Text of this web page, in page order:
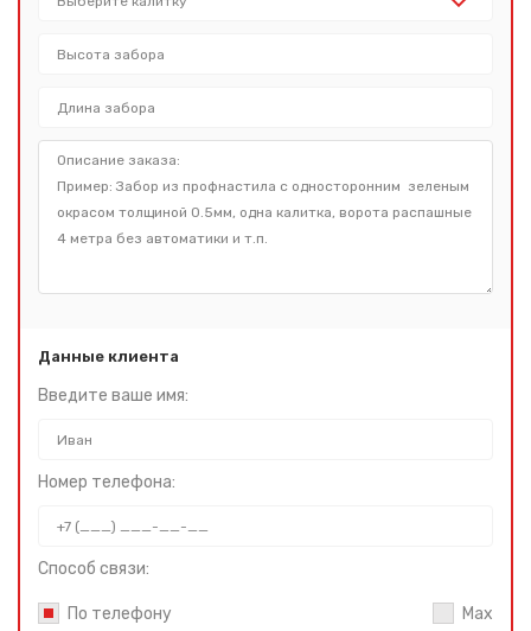
Данные клиента
Введите ваше имя:
Номер телефона:
Способ связи:
По телефону Max